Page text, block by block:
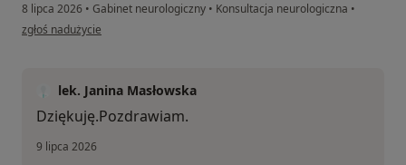
8 lipca 2026 • Gabinet neurologiczny • Konsultacja neurologiczna •
w opinii użytkownika Marek
zgłoś nadużycie
lek. Janina Masłowska
Dziękuję.Pozdrawiam.
9 lipca 2026